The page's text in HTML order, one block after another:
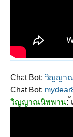
Chat Bot: วิญญา
Chat Bot:
วิญญาณนิพพาน: